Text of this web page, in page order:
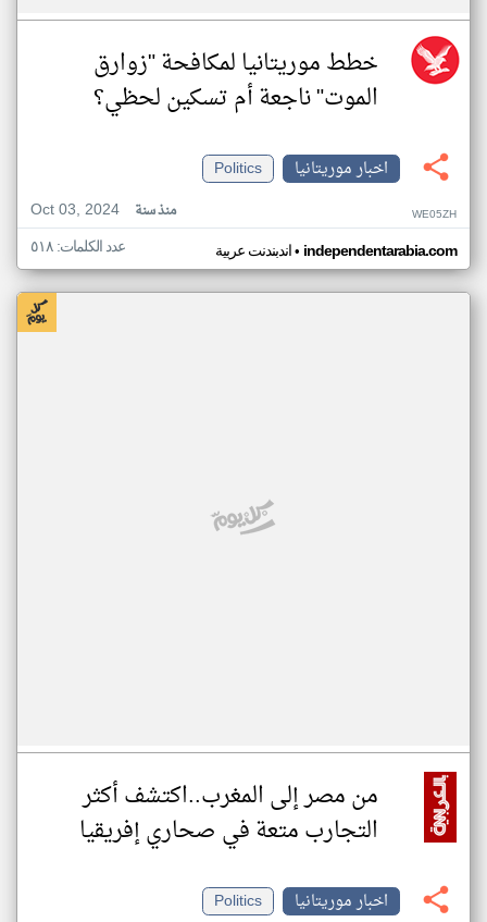
خطط موريتانيا لمكافحة "زوارق
الموت" ناجعة أم تسكين لحظي؟
اخبار موريتانيا
Politics
Oct 03, 2024
منذ سنة WE05ZH
اندبندنت عربية• independentarabia.com عدد الكلمات: ٥١٨
من مصر إلى المغرب..اكتشف أكثر
التجارب متعة في صحاري إفريقيا
اخبار موريتانيا
Politics